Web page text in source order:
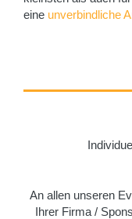
eine unverbindliche
An allen unseren
Ihrer Firma /